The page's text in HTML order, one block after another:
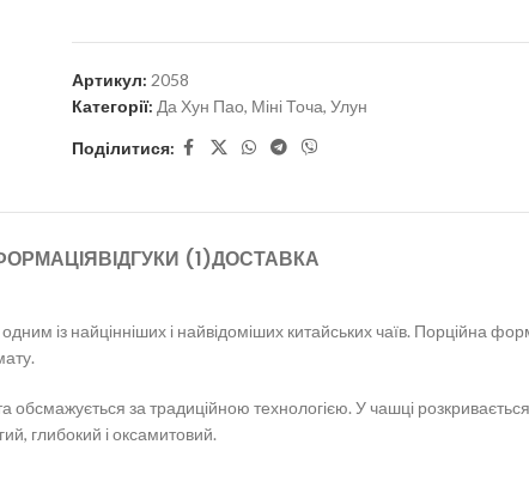
Артикул: 2058
Категорії: Да Хун Пао, Міні Точа, Улун
Поділитися:
ВІДГУКИ (1)ДОСТАВКА
із найцінніших і найвідоміших китайських чаїв. Порційна
обсмажується за традиційною технологією. У чашці
глибокий і оксамитовий.